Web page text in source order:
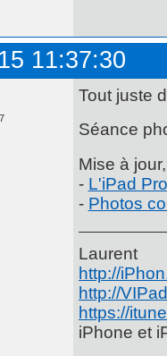
11:37:30
Tout juste
Séance
Mise à
- L'iPad
- Photos
Laurent
http://
http://
https://
iPhone et